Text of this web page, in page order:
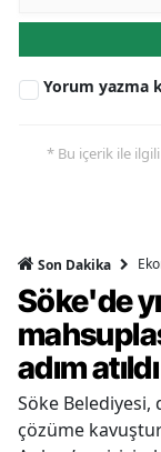
Yorum yazma
* Bu içerik ile
Son Dakika
Söke'de
adım atıldı
Söke Belediyesi,
çözüme